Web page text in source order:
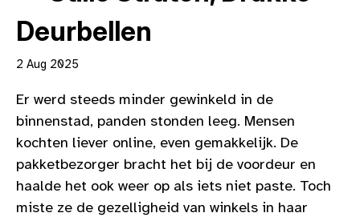
Deurbellen
2 Aug 2025
Er werd steeds minder gewinkeld in de
binnenstad, panden stonden leeg. Mensen
kochten liever online, even gemakkelijk. De
pakketbezorger bracht het bij de voordeur en
haalde het ook weer op als iets niet paste. Toch
miste ze de gezelligheid van winkels in haar